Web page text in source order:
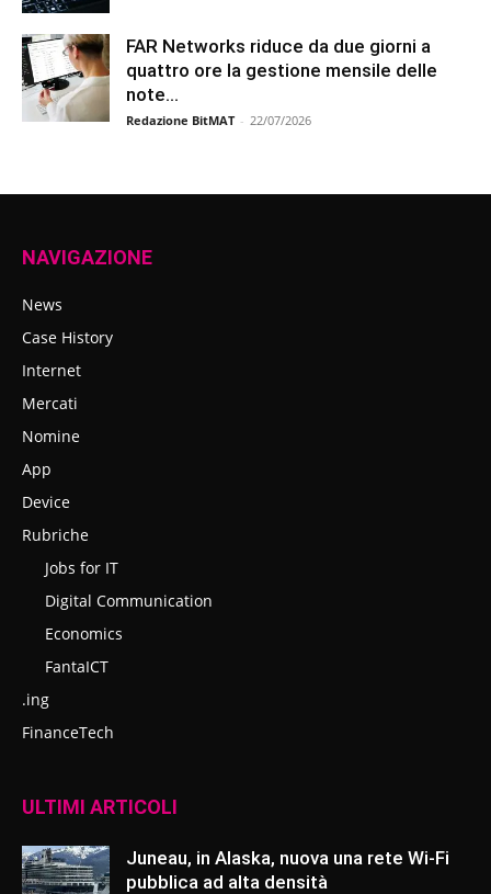
FAR Networks riduce da due giorni a
quattro ore la gestione mensile delle
note...
Redazione BitMAT - 22/07/2026
NAVIGAZIONE
News
Case History
Internet
Mercati
Nomine
App
Device
Rubriche
Jobs for IT
Digital Communication
Economics
FantaICT
.ing
FinanceTech
ULTIMI ARTICOLI
Juneau, in Alaska, nuova una rete Wi-Fi
pubblica ad alta densità